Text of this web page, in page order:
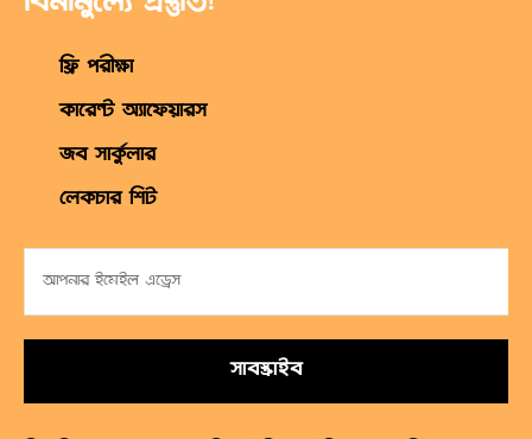
ফ্রি পরীক্ষা
কারেন্ট অ্যাফেয়ারস
জব সার্কুলার
লেকচার শিট
সাবস্ক্রাইব